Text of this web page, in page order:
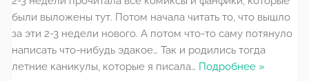
были выложены тут. Потом начала читать то, что вышло
за эти 2-3 недели нового. А потом что-то саму потянуло
написать что-нибудь эдакое… Так и родились тогда
летние каникулы, которые я писала… Подробнее »